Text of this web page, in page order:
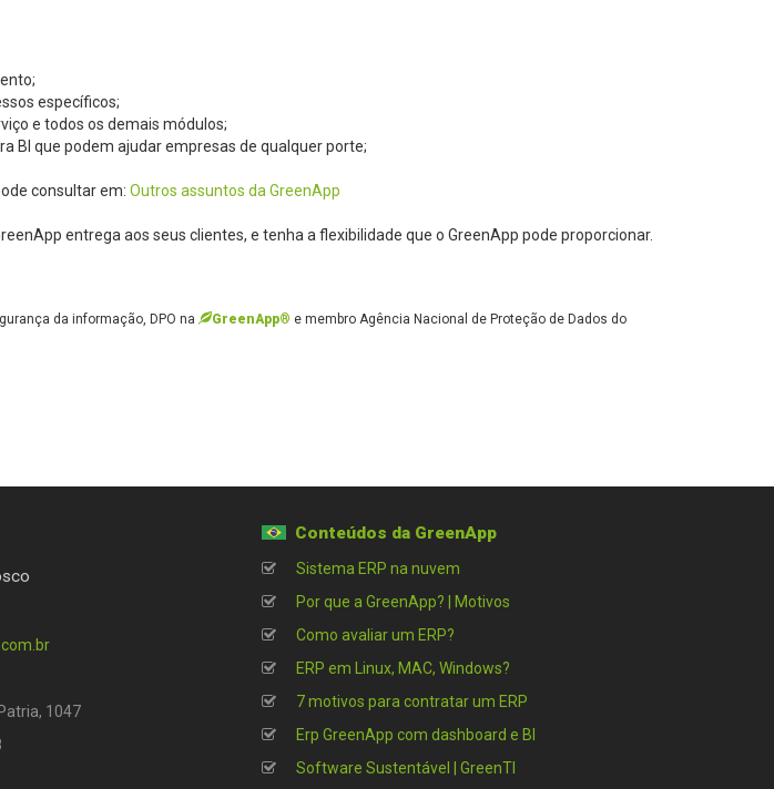
específicos;
e todos os demais módulos;
BI que podem ajudar empresas de qualquer porte;
consultar em: Outros assuntos da GreenApp
entrega aos seus clientes, e tenha a flexibilidade que o GreenApp pode proporcionar.
da informação, DPO na
GreenApp® e membro Agência Nacional de Proteção de Dados do
1047
Conteúdos da GreenApp
Sistema ERP na nuvem
Por que a GreenApp? | Motivos
Como avaliar um ERP?
ERP em Linux, MAC, Windows?
7 motivos para contratar um ERP
Erp GreenApp com dashboard e BI
Software Sustentável | GreenTI